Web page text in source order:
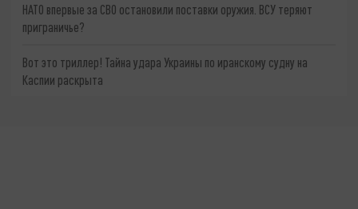
НАТО впервые за СВО остановили поставки оружия. ВСУ теряют
приграничье?
Вот это триллер! Тайна удара Украины по иранскому судну на
Каспии раскрыта